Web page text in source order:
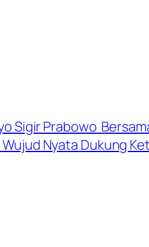
Sigir Prabowo
Nyata Dukung